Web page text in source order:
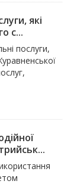
які
с...
послуги,